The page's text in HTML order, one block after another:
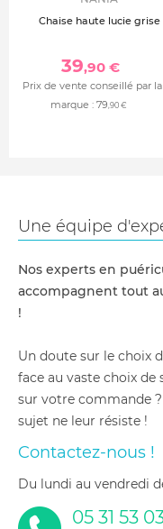
Chaise haute lucie grise
39,90 €
Prix de vente conseillé par la
marque : 79,90 €
Une équipe
Nos experts en
accompagnent tout
!
Un doute sur le choix
face au vaste choix
sur votre commande
sujet ne leur résiste !
Contactez-nous !
du lundi au vendredi
05 31 53